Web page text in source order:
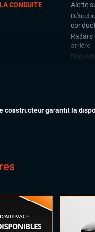
CONDUITE
Alerte
Radars
arrière
Volant
constructeur garantit la